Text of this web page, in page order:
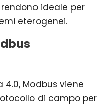
ideale per
eterogenei.
4.0, Modbus viene
di campo per